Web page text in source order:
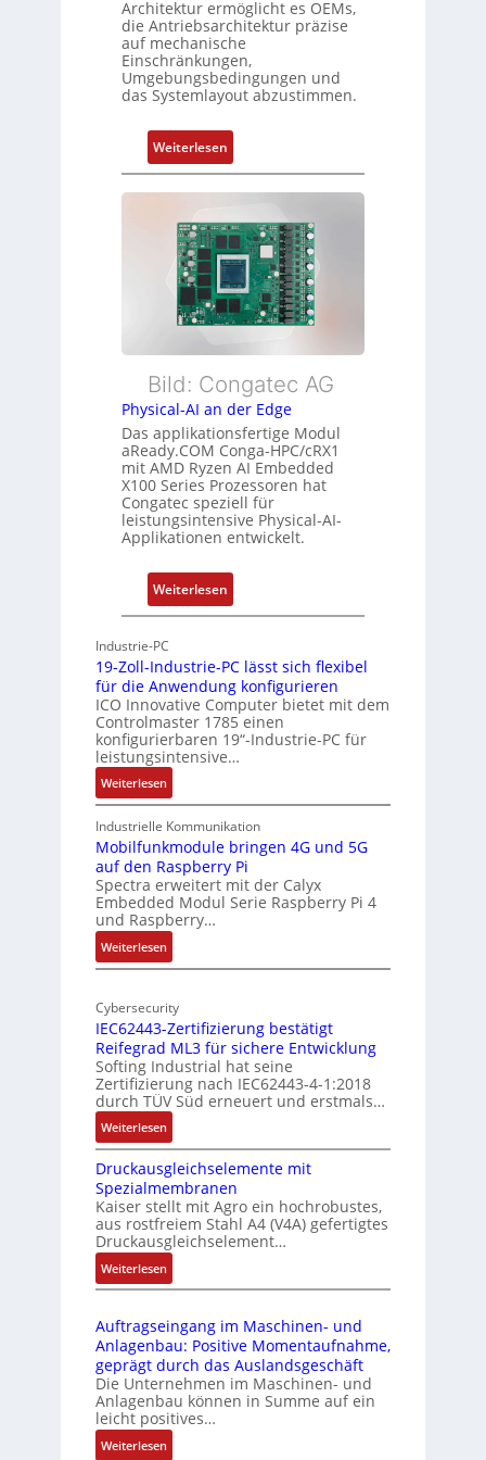
Z
u
s
t
d
b
e
r
w
a
u
n
g
g
t
f
ü
m
e
h
L
e
i
s
t
n
g
Architektur ermöglicht es OEMs,
die Antriebsarchitektur präzise
auf mechanische
Einschränkungen,
Umgebungsbedingungen und
das Systemlayout abzustimmen.
Weiterlesen:
F
l
x
i
b
l
e
E
h
e
r
c
a
t
-
r
c
t
e
k
t
u
Bild: Congatec AG
Physical-AI an der Edge
Das applikationsfertige Modul
aReady.COM Conga-HPC/cRX1
mit AMD Ryzen AI Embedded
X100 Series Prozessoren hat
Congatec speziell für
leistungsintensive Physical-AI-
Applikationen entwickelt.
Weiterlesen:
P
s
i
c
a
I
a
n
d
E
g
e
Industrie-PC
19-Zoll-Industrie-PC lässt sich flexibel
für die Anwendung konfigurieren
ICO Innovative Computer bietet mit dem
Controlmaster 1785 einen
konfigurierbaren 19“-Industrie-PC für
leistungsintensive…
Weiterlesen:
1
9
-
Z
o
l
l
-
I
d
u
t
r
i
e
-
P
C
l
ä
s
s
s
i
c
h
f
l
e
Industrielle Kommunikation
Mobilfunkmodule bringen 4G und 5G
auf den Raspberry Pi
Spectra erweitert mit der Calyx
Embedded Modul Serie Raspberry Pi 4
und Raspberry…
Weiterlesen:
M
b
i
f
u
n
k
m
o
d
u
l
e
b
i
e
n
4
G
Cybersecurity
IEC62443-Zertifizierung bestätigt
Reifegrad ML3 für sichere Entwicklung
Softing Industrial hat seine
Zertifizierung nach IEC62443-4-1:2018
durch TÜV Süd erneuert und erstmals…
Weiterlesen:
I
E
C
6
2
4
4
3
Z
e
r
t
i
Druckausgleichselemente mit
Spezialmembranen
Kaiser stellt mit Agro ein hochrobustes,
aus rostfreiem Stahl A4 (V4A) gefertigtes
Druckausgleichselement…
Weiterlesen:
D
u
c
k
a
u
s
g
Auftragseingang im Maschinen- und
Anlagenbau: Positive Momentaufnahme,
geprägt durch das Auslandsgeschäft
Die Unternehmen im Maschinen- und
Anlagenbau können in Summe auf ein
leicht positives…
Weiterlesen: